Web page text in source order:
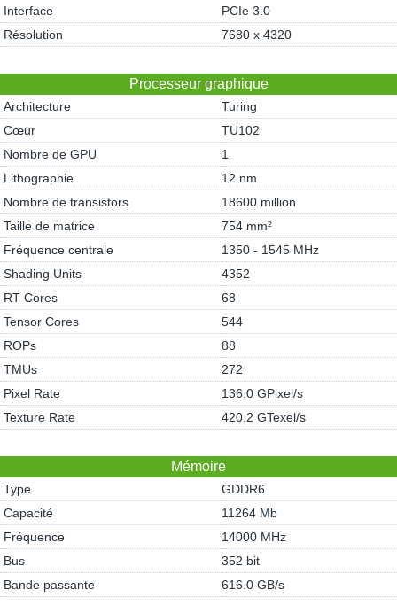
Interface
PCIe 3.0
Résolution
7680 x 4320
Processeur graphique
Architecture
Turing
Cœur
TU102
Nombre de GPU
1
Lithographie
12 nm
Nombre de transistors
18600 million
Taille de matrice
754 mm²
Fréquence centrale
1350 - 1545 MHz
Shading Units
4352
RT Cores
68
Tensor Cores
544
ROPs
88
TMUs
272
Pixel Rate
136.0 GPixel/s
Texture Rate
420.2 GTexel/s
Mémoire
Type
GDDR6
Capacité
11264 Mb
Fréquence
14000 MHz
Bus
352 bit
Bande passante
616.0 GB/s